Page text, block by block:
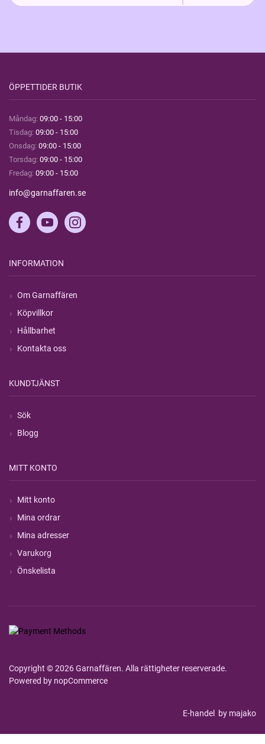
ÖPPETTIDER BUTIK
Måndag: 09:00 - 15:00
Tisdag: 09:00 - 15:00
Onsdag: 09:00 - 15:00
Torsdag: 09:00 - 15:00
Fredag: 09:00 - 15:00
info@garnaffaren.se
INFORMATION
Om Garnaffären
Köpvillkor
Hållbarhet
Kontakta oss
KUNDTJÄNST
Sök
Blogg
MITT KONTO
Mitt konto
Mina ordrar
Mina adresser
Varukorg
Önskelista
Copyright © 2026 Garnaffären. Alla rättigheter reserverade.
Powered by nopCommerce
E-handel by majako